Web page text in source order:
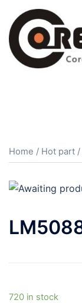
Home / Hot part /
720 in stock